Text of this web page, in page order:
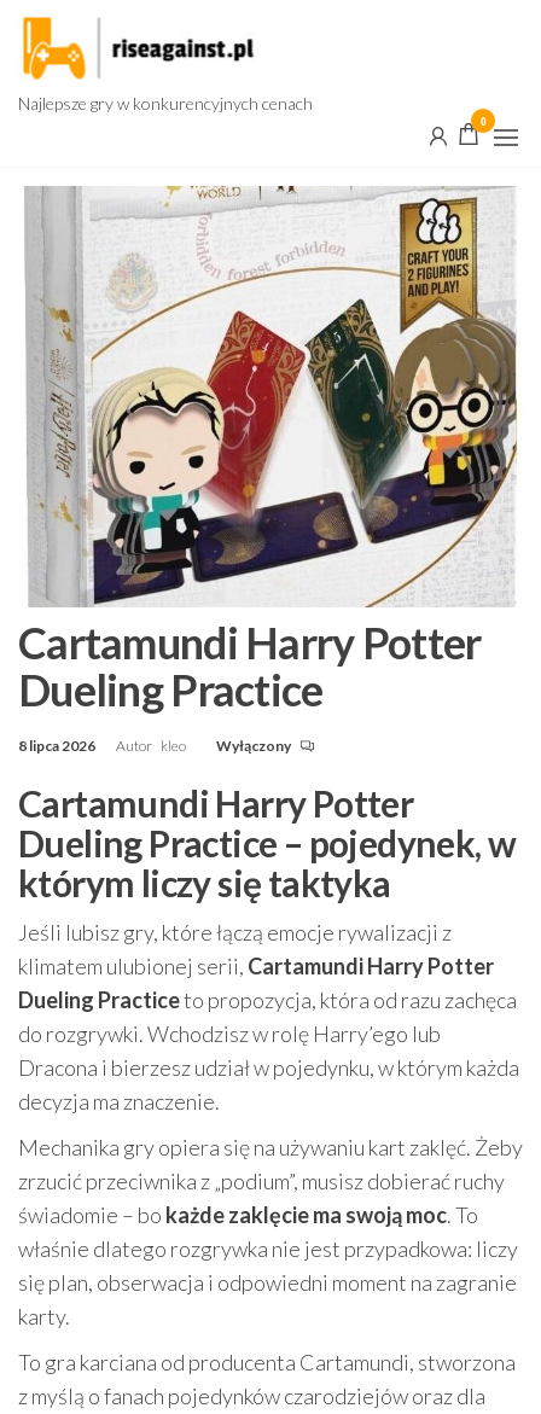
Przejdź
treści
Najlepsze gry w konkurencyjnych cenach
0
Cartamundi Harry Potter
Dueling Practice
8 lipca 2026 Autor kleo Wyłączony
Cartamundi Harry Potter
Dueling Practice – pojedynek, w
którym liczy się taktyka
Jeśli lubisz gry, które łączą emocje rywalizacji z
klimatem ulubionej serii, Cartamundi Harry Potter
Dueling Practiceto propozycja, która od razu zachęca
do rozgrywki. Wchodzisz w rolę Harry’ego lub
Dracona i bierzesz udział w pojedynku, w którym każda
decyzja ma znaczenie.
Mechanika gry opiera się na używaniu kart zaklęć. Żeby
zrzucić przeciwnika z „podium”, musisz dobierać ruchy
świadomie – bo każde zaklęcie ma swoją moc. To
właśnie dlatego rozgrywka nie jest przypadkowa: liczy
się plan, obserwacja i odpowiedni moment na zagranie
karty.
To gra karciana od producenta Cartamundi, stworzona
z myślą o fanach pojedynków czarodziejów oraz dla